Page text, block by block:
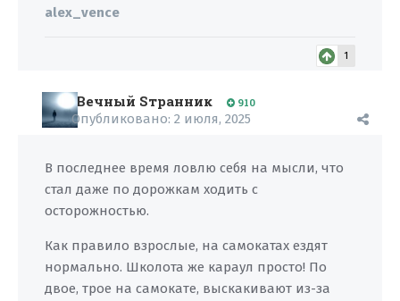
alex_vence
1
Вечный Sтранник 910
Опубликовано: 2 июля, 2025
В последнее время ловлю себя на мысли, что
стал даже по дорожкам ходить с
осторожностью.
Как правило взрослые, на самокатах ездят
нормально. Школота же караул просто! По
двое, трое на самокате, выскакивают из-за